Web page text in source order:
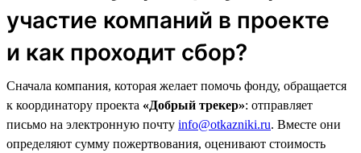
участие компаний в проекте
и как проходит сбор?
Сначала компания, которая желает помочь фонду, обращается
к координатору проекта «Добрый трекер»: отправляет
письмо на электронную почту info@otkazniki.ru. Вместе они
определяют сумму пожертвования, оценивают стоимость